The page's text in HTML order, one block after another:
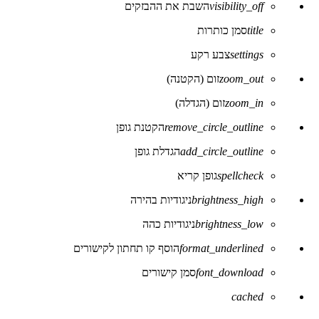
של
visibility_offהשבת את ההבזקים
titleסמן כותרות
settingsצבע רקע
zoom_outזום (הקטנה)
zoom_inזום (הגדלה)
remove_circle_outlineהקטנת גופן
add_circle_outlineהגדלת גופן
spellcheckגופן קריא
brightness_highניגודיות בהירה
brightness_lowניגודיות כהה
format_underlinedהוסף קו תחתון לקישורים
font_downloadסמן קישורים
לאפס
cached